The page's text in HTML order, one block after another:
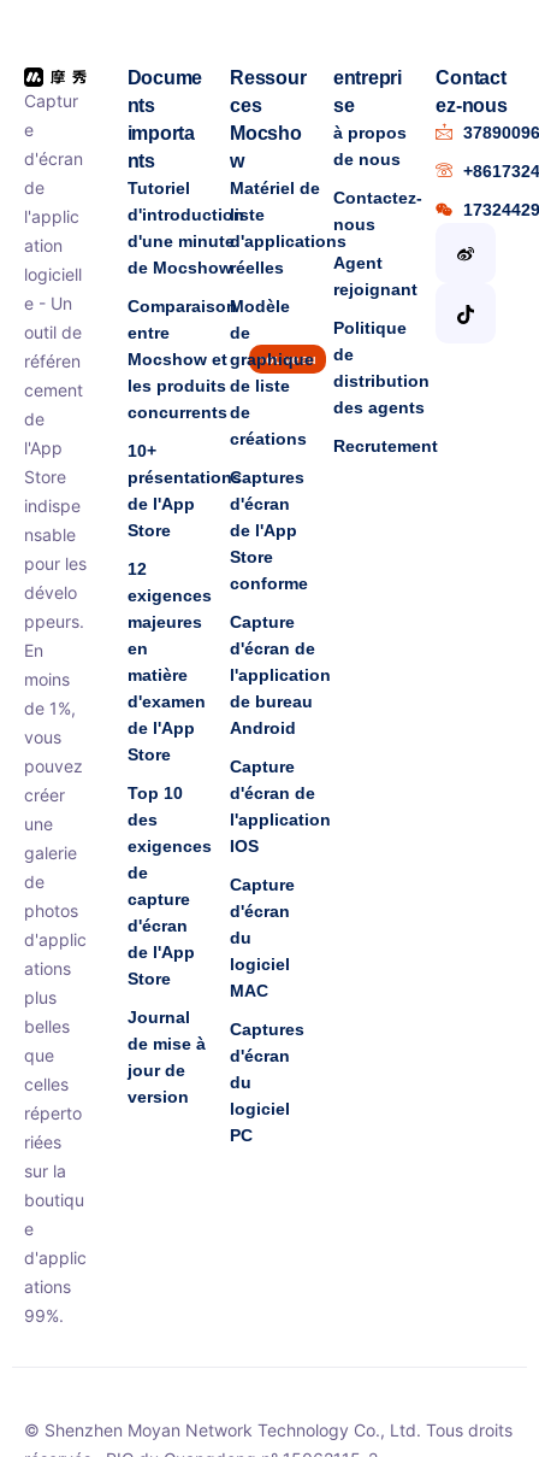
Captur
e
d'écran
de
l'applic
ation
logiciell
e - Un
outil de
référen
cement
de
l'App
Store
indispe
nsable
pour les
dévelo
ppeurs.
En
moins
de 1%,
vous
pouvez
créer
une
galerie
de
photos
d'applic
ations
plus
belles
que
celles
réperto
riées
sur la
boutiqu
e
d'applic
ations
99%.
Docume
nts
importa
nts
Tutoriel
d'introduction
d'une minute
de Mocshow
Comparaison
entre
Mocshow et
les produits
concurrents
nouveau
10+
présentations
de l'App
Store
12
exigences
majeures
en
matière
d'examen
de l'App
Store
Top 10
des
exigences
de
capture
d'écran
de l'App
Store
Journal
de mise à
jour de
version
Ressour
ces
Mocsho
w
Matériel de
liste
d'applications
réelles
Modèle
de
graphique
de liste
de
créations
Captures
d'écran
de l'App
Store
conforme
Capture
d'écran de
l'application
de bureau
Android
Capture
d'écran de
l'application
IOS
Capture
d'écran
du
logiciel
MAC
Captures
d'écran
du
logiciel
PC
entrepri
se
à propos
de nous
Contactez-
nous
Agent
rejoignant
Politique
de
distribution
des agents
Recrutement
Contact
ez-nous
© Shenzhen Moyan Network Technology Co., Ltd. Tous droits